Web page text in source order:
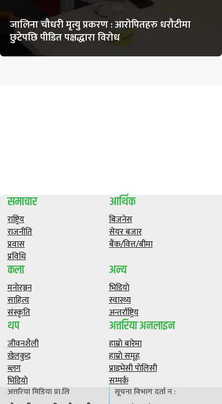
जालिना चौधरी मृत्यु प्रकरण : आरोपितहरु धरौटीमा
छुटेपछि पीडित पक्षद्धारा विरोध
समाचार
राष्ट्रिय
राजनीति
प्रवास
प्रविधि
आर्थिक
बिजनेस
सेयर बजार
बैंक/वित्त/बीमा
कला
मनाेरञ्जन
साहित्य
संस्कृति
अन्य
भिडियाे
स्वास्थ्य
अन्तर्राष्ट्रिय
थप
जीवनशैली
खेलकुद
ब्लग
भिडियाे
अत्तरिया अनलाइन
हाम्राे बारेमा
हाम्राे समूह
प्राइभेसी पाेलिसी
सम्पर्क
अत्तरिया मिडिया प्रा.लि
सूचना विभाग दर्ता न :